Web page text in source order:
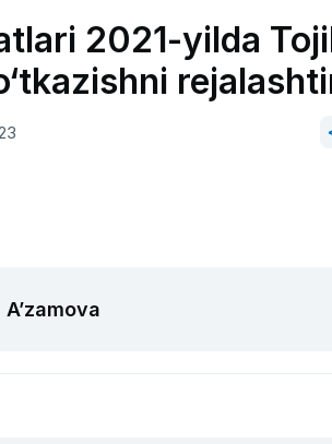
2021-yilda